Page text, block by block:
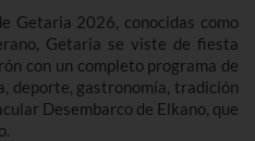
Getaria 2026, conocidas como
Getaria se viste de fiesta
con un completo programa de
deporte, gastronomía, tradición
Desembarco de Elkano, que